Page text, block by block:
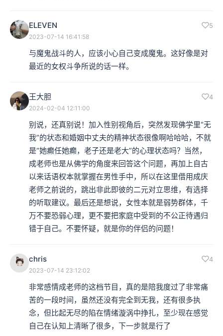
ELEVEN 5
2023-07-14 16:41:58
与魔鬼战斗的人，应该小心自己变成魔鬼。这好像是对
最近的女权斗争所说的话一样。
王大胆 4
2024-02-04 12:11:00
别说，还真别说！加入性别视角后，突然发现佛学里“无
我”的状态和婚姻中丈夫的精神状态很像啊哈哈哈，不就
是“她癫任她癫，老子还是老大”的心理状态吗？当然，
成老师也是从佛学的角度来回答这个问题，再加上自古
以来话语权本就掌握在男性手中，所以在这里借用成庆
老师之前说的，跳出非此即彼的二元对立思维，有选择
的听取建议。最后还是想说，女性本就是弱势群体，千
万不要恐弱心理，更不要把家庭中受到的不公正待遇归
错于自己。不要怀疑，就是你的伴侣的问题！
chris 4
2023-07-14 23:12:02
非常感情成老师的这档节目，真的是陪我度过了非常痛
苦的一段时间，虽然还没有完全到无我，还有很多执
念，但比起无尽的陷在情绪漩涡中挣扎，至少现在感觉
自己在认知上清晰了很多，下一步就是行了